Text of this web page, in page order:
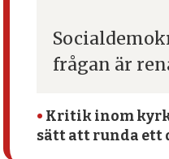
frågan är
• Kritik inom
sätt att runda ett